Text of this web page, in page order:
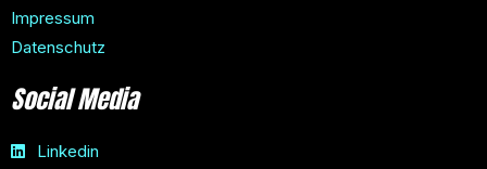
Impressum
Datenschutz
Social Media
Linkedin